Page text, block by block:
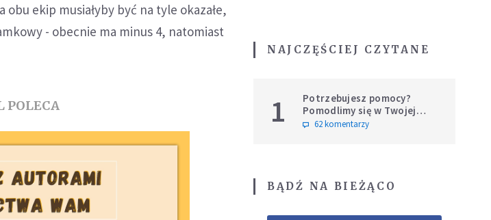
ekip musiałyby być na tyle okazałe,
- obecnie ma minus 4, natomiast
POLECA
NAJCZĘŚCIEJ CZYTANE
1
Potrzebujesz pomocy?
Pomodlimy się w Twojej
intencji
62 komentarzy
BĄDŹ NA BIEŻĄCO